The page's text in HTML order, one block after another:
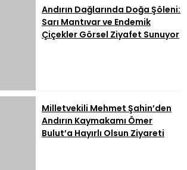
Andırın Dağlarında Doğa Şöleni:
Sarı Mantıvar ve Endemik
Çiçekler Görsel Ziyafet Sunuyor
Milletvekili Mehmet Şahin’den
Andırın Kaymakamı Ömer
Bulut’a Hayırlı Olsun Ziyareti